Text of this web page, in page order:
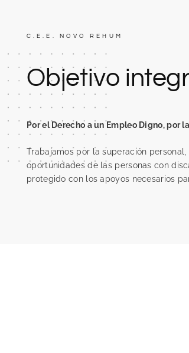
C.E.E. NOVO REHUM
Objetivo
Por el Derecho a un Empleo Digno, por
Trabajamos por la superación
oportunidades de las personas con
protegido con los apoyos necesarios